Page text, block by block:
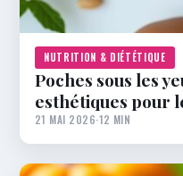
NUTRITION & DIÉTÉTIQUE
Poches sous les
esthétiques pour
21 MAI 2026·12 MIN